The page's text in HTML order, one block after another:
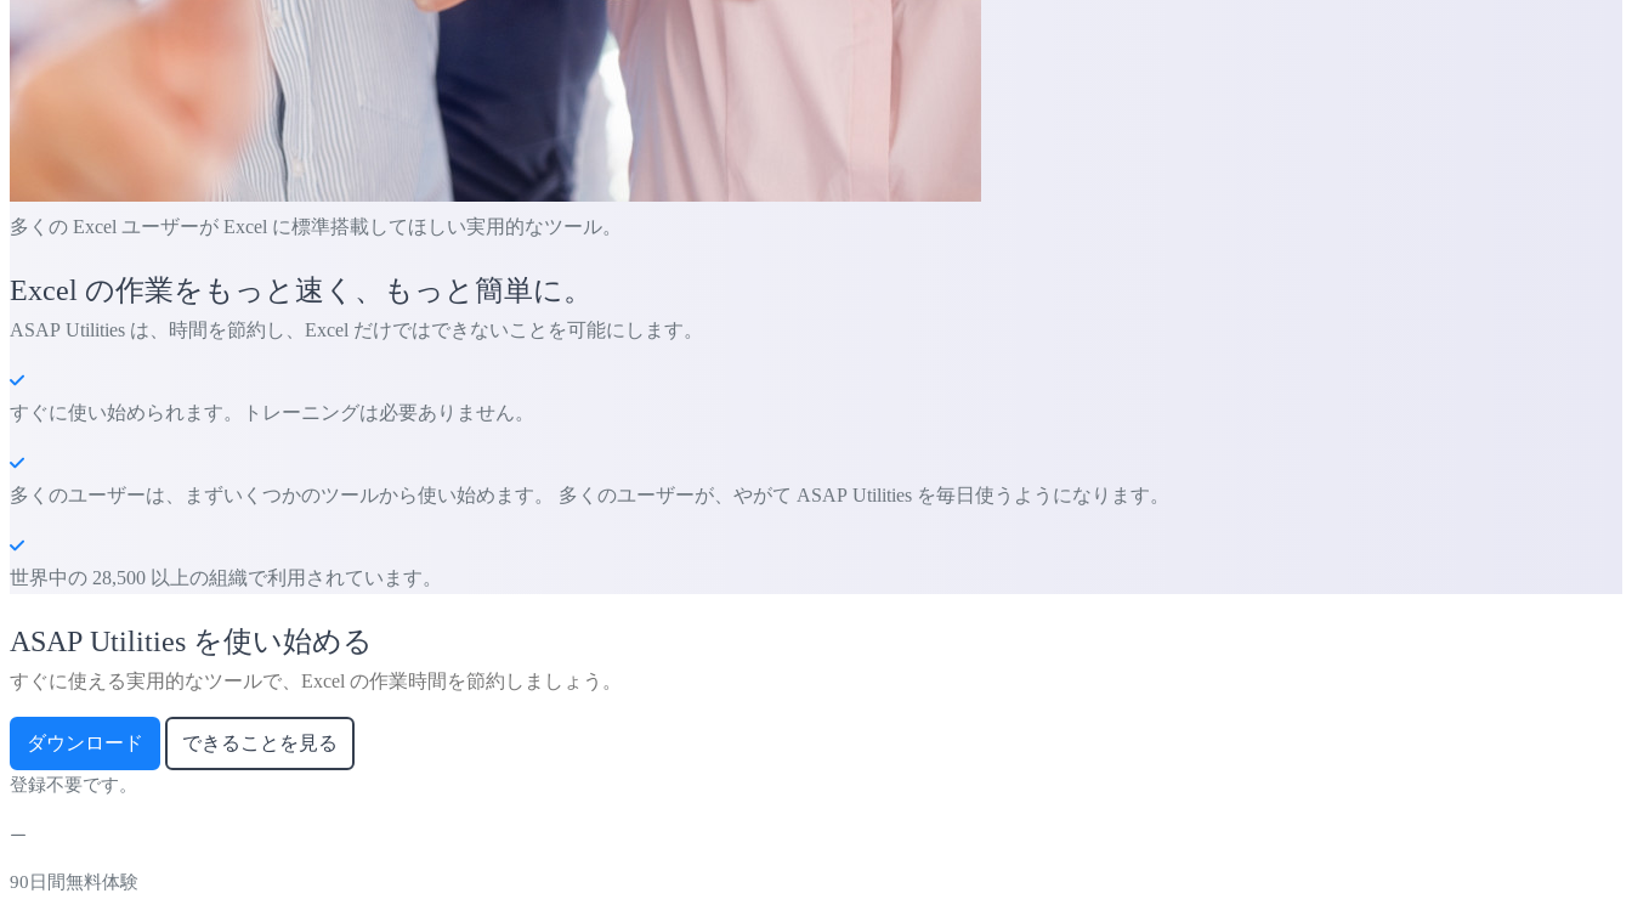
多くの Excel ユーザーが Excel に標準搭載してほしい実用的なツール。
Excel の作業をもっと速く、もっと簡単に。
ASAP Utilities は、時間を節約し、Excel だけではできないことを可能にします。
すぐに使い始められます。トレーニングは必要ありません。
多くのユーザーは、まずいくつかのツールから使い始めます。 多くのユーザーが、やがて ASAP Utilities を毎日使うようになります。
世界中の 28,500 以上の組織で利用されています。
ASAP Utilities を使い始める
すぐに使える実用的なツールで、Excel の作業時間を節約しましょう。
ダウンロード できることを見る
登録不要です。
90日間無料体験